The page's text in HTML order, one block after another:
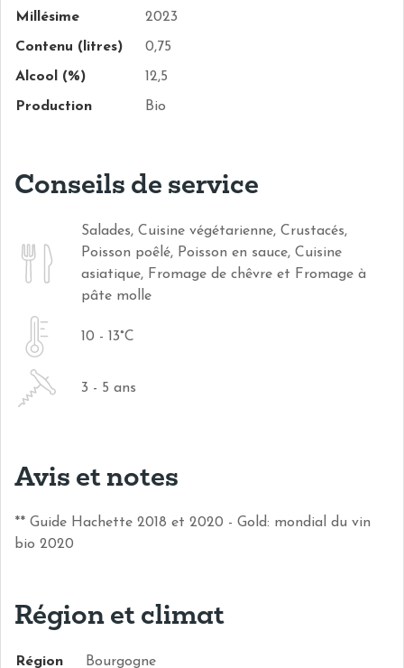
Millésime 2023
Contenu (litres) 0,75
Alcool (%) 12,5
Production Bio
Conseils de service
Salades, Cuisine végétarienne, Crustacés,
Poisson poêlé, Poisson en sauce, Cuisine
asiatique, Fromage de chêvre et Fromage à
pâte molle
10 - 13°C
3 - 5 ans
Avis et notes
** Guide Hachette 2018 et 2020 - Gold: mondial du vin
bio 2020
Région et climat
Région Bourgogne